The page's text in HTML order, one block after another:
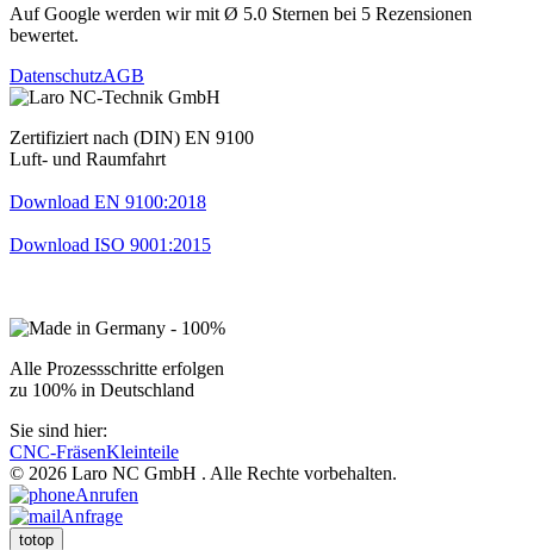
Auf Google werden wir mit Ø 5.0 Sternen bei 5 Rezensionen
bewertet.
DatenschutzAGB
Zertifiziert nach (DIN) EN 9100
Luft- und Raumfahrt
Download EN 9100:2018
Download ISO 9001:2015
Alle Prozessschritte erfolgen
zu 100% in Deutschland
Sie sind hier:
CNC-FräsenKleinteile
© 2026 Laro NC GmbH . Alle Rechte vorbehalten.
Anrufen
Anfrage
totop